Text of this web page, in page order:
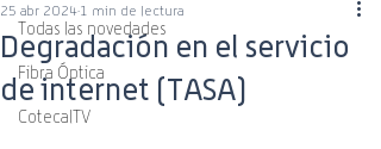
Todas las novedades
Fibra Óptica
CotecalTV
Degradación en el servicio
de internet (TASA)
25 abr 2024 1 min de lectura